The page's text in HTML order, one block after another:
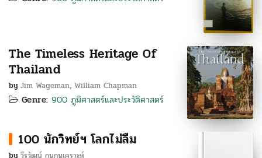
The Timeless Heritage Of
Thailand
by Jim Wageman, William Chapman
Genre: 900 ภูมิศาสตร์และประวัติศาสตร์
100 นักวิทย์ฯ โลกไม่ลืม
by วีรวัฒน์ กนกนุเคราะห์